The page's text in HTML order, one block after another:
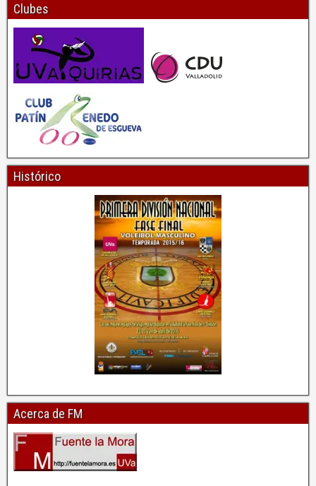
Clubes
Histórico
Acerca de FM